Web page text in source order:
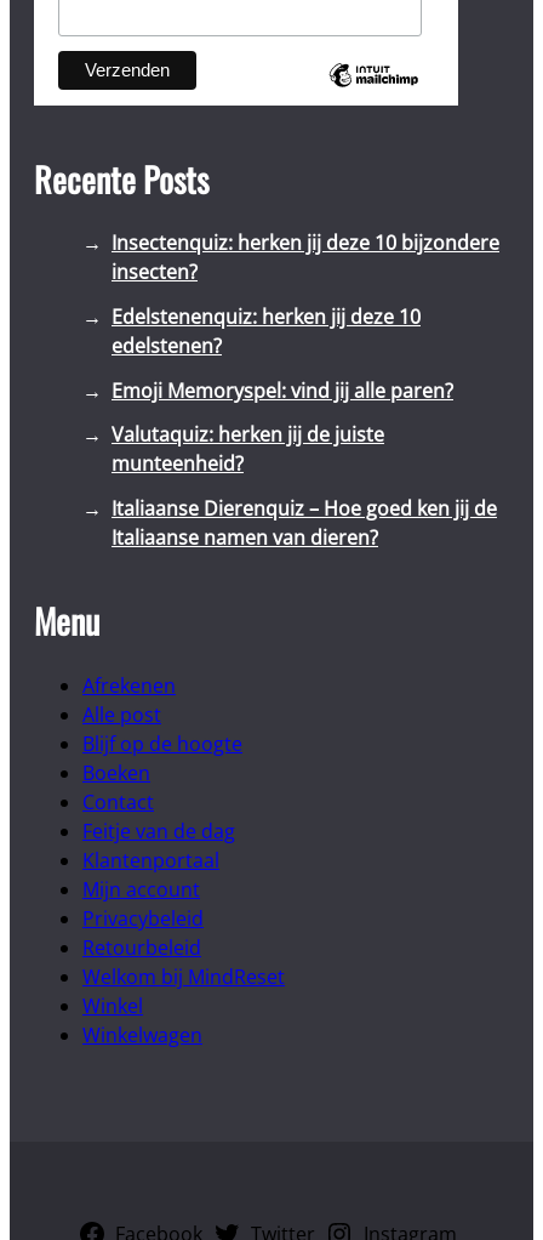
Recente Posts
Insectenquiz: herken jij deze 10 bijzondere
insecten?
Edelstenenquiz: herken jij deze 10
edelstenen?
Emoji Memoryspel: vind jij alle paren?
Valutaquiz: herken jij de juiste
munteenheid?
Italiaanse Dierenquiz – Hoe goed ken jij de
Italiaanse namen van dieren?
Menu
Afrekenen
Alle post
Blijf op de hoogte
Boeken
Contact
Feitje van de dag
Klantenportaal
Mijn account
Privacybeleid
Retourbeleid
Welkom bij MindReset
Winkel
Winkelwagen
Facebook Twitter Instagram